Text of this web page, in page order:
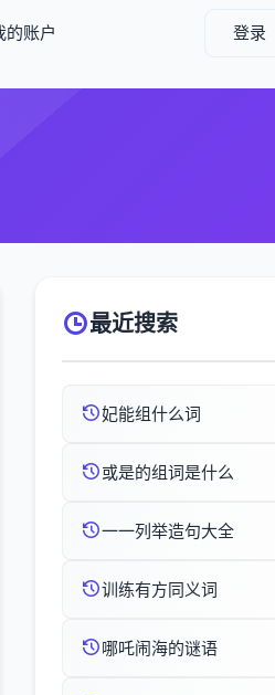
的账户 登录
最近搜索
妃能组什么词
或是的组词是什么
一一列举造句大全
训练有方同义词
哪吒闹海的谜语